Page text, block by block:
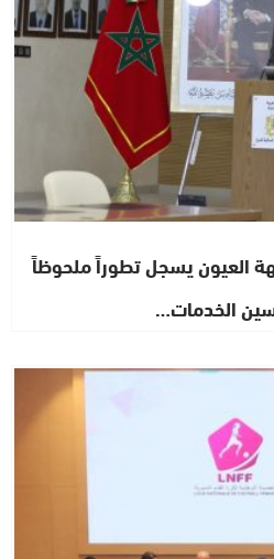
العيون يسجل تطوراً ملحوظاً
الخدمات…